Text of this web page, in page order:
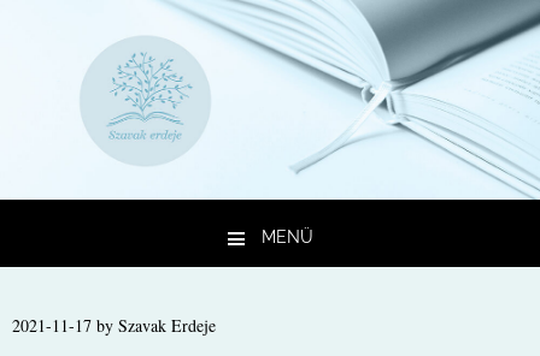
MENÜ
2021-11-17 by Szavak Erdeje